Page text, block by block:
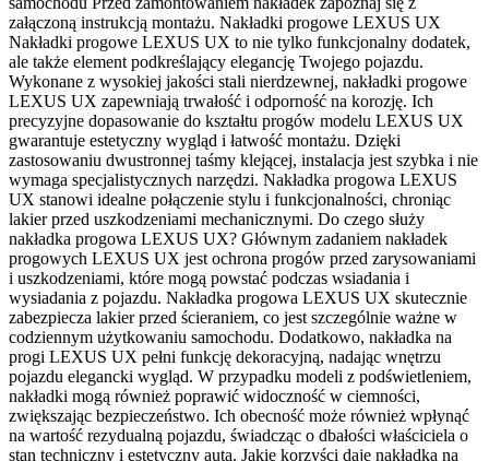
załączoną instrukcją montażu. Nakładki progowe LEXUS UX
Nakładki progowe LEXUS UX to nie tylko funkcjonalny dodatek,
ale także element podkreślający elegancję Twojego pojazdu.
Wykonane z wysokiej jakości stali nierdzewnej, nakładki progowe
LEXUS UX zapewniają trwałość i odporność na korozję. Ich
precyzyjne dopasowanie do kształtu progów modelu LEXUS UX
gwarantuje estetyczny wygląd i łatwość montażu. Dzięki
zastosowaniu dwustronnej taśmy klejącej, instalacja jest szybka i nie
wymaga specjalistycznych narzędzi. Nakładka progowa LEXUS
UX stanowi idealne połączenie stylu i funkcjonalności, chroniąc
lakier przed uszkodzeniami mechanicznymi. Do czego służy
nakładka progowa LEXUS UX? Głównym zadaniem nakładek
progowych LEXUS UX jest ochrona progów przed zarysowaniami
i uszkodzeniami, które mogą powstać podczas wsiadania i
wysiadania z pojazdu. Nakładka progowa LEXUS UX skutecznie
zabezpiecza lakier przed ścieraniem, co jest szczególnie ważne w
codziennym użytkowaniu samochodu. Dodatkowo, nakładka na
progi LEXUS UX pełni funkcję dekoracyjną, nadając wnętrzu
pojazdu elegancki wygląd. W przypadku modeli z podświetleniem,
nakładki mogą również poprawić widoczność w ciemności,
zwiększając bezpieczeństwo. Ich obecność może również wpłynąć
na wartość rezydualną pojazdu, świadcząc o dbałości właściciela o
stan techniczny i estetyczny auta. Jakie korzyści daje nakładka na